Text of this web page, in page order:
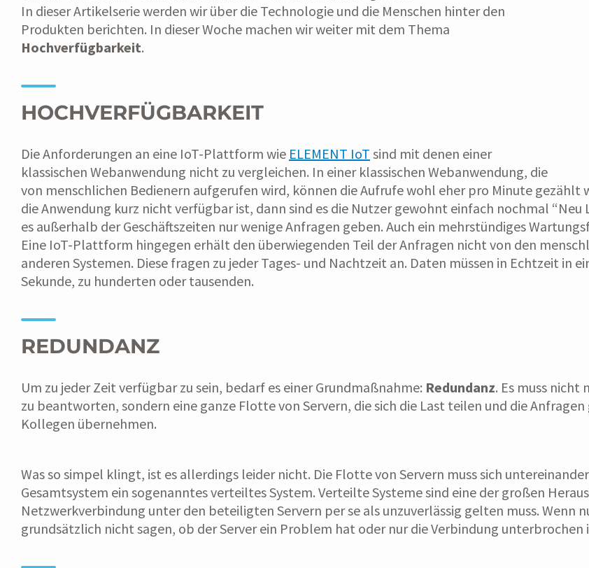
In dieser Artikelserie werden wir über die Technologie und die Menschen hinter den
Produkten berichten. In dieser Woche machen wir weiter mit dem Thema
Hochverfügbarkeit.
HOCHVERFÜGBARKEIT
Die Anforderungen an eine IoT-Plattform wie ELEMENT IoT sind mit denen einer
klassischen Webanwendung nicht zu vergleichen. In einer klassischen Webanwendung, die
von menschlichen Bedienern aufgerufen wird, können die Aufrufe wohl eher pro Minute gezählt
die Anwendung kurz nicht verfügbar ist, dann sind es die Nutzer gewohnt einfach nochmal
es außerhalb der Geschäftszeiten nur wenige Anfragen geben. Auch ein mehrstündiges
Eine IoT-Plattform hingegen erhält den überwiegenden Teil der Anfragen nicht von den
anderen Systemen. Diese fragen zu jeder Tages- und Nachtzeit an. Daten müssen in Echtzeit in
Sekunde, zu hunderten oder tausenden.
REDUNDANZ
Um zu jeder Zeit verfügbar zu sein, bedarf es einer Grundmaßnahme: Redundanz. Es muss nicht
zu beantworten, sondern eine ganze Flotte von Servern, die sich die Last teilen und die
Kollegen übernehmen.
Was so simpel klingt, ist es allerdings leider nicht. Die Flotte von Servern muss sich
Gesamtsystem ein sogenanntes verteiltes System. Verteilte Systeme sind eine der großen
Netzwerkverbindung unter den beteiligten Servern per se als unzuverlässig gelten muss. Wenn
grundsätzlich nicht sagen, ob der Server ein Problem hat oder nur die Verbindung